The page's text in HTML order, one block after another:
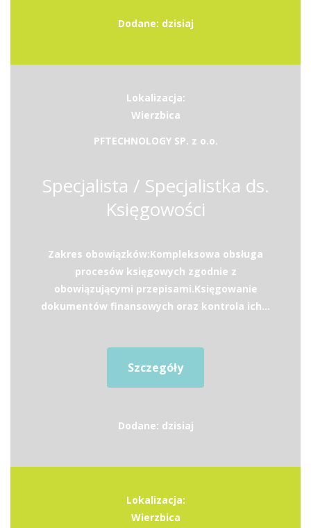
Dodane: dzisiaj
Lokalizacja:
Wierzbica
PFTECHNOLOGY SP. z o.o.
Specjalista / Specjalistka ds.
Księgowości
Zakres obowiązków:Kompleksowa obsługa
procesów księgowych zgodnie z
obowiązującymi przepisami.Księgowanie
dokumentów finansowych oraz kontrola ich...
Szczegóły
Dodane: dzisiaj
Lokalizacja:
Wierzbica